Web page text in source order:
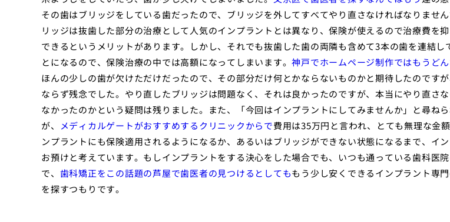
その歯はブリッジをしている歯だったので、ブリッジを外してすべてやり直さなければなりませ
リッジは抜歯した部分の治療として人気のインプラントとは異なり、保険が使えるので治療費を
できるというメリットがあります。しかし、それでも抜歯した歯の両隣も含めて3本の歯を連結し
とになるので、保険治療の中では高額になってしまいます。神戸でホームページ制作ではもうど
ほんの少しの歯が欠けただけだったので、その部分だけ何とかならないものかと期待したのです
ならず残念でした。やり直したブリッジは問題なく、それは良かったのですが、本当にやり直さ
なかったのかという疑問は残りました。また、「今回はインプラントにしてみませんか」と尋ね
が、
メディカルゲートがおすすめするクリニックからで費用は35万円と言われ、とても無理な金
ンプラントにも保険適用されるようになるか、あるいはブリッジができない状態になるまで、イ
お預けと考えています。もしインプラントをする決心をした場合でも、いつも通っている歯科医
で、 歯科矯正をこの話題の芦屋で歯医者の見つけるとしてももう少し安くできるインプラント専
を探すつもりです。